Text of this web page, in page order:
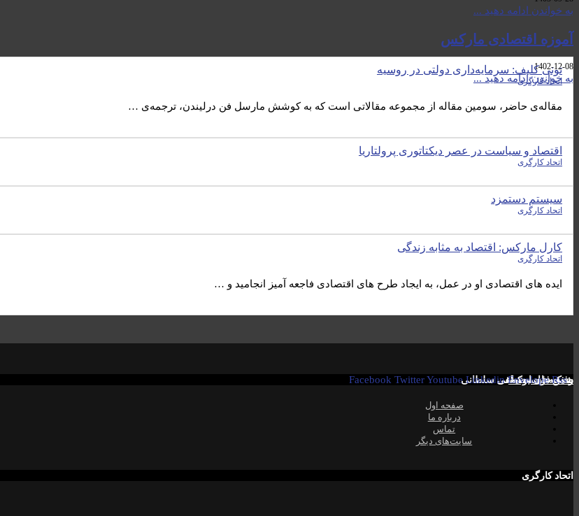
بە خواندن ادامە دهید ...
آموزه اقتصادی مارکس
1402-12-08
بە خواندن ادامە دهید ...
تونی کلیف: سرمایه‌داری دولتی در روسیه
اتحاد کارگری
مقاله‌ی حاضر، سومین مقاله از مجموعه مقالاتی است که به کوشش مارسل فن درلیندن، ترجمه‌ی …
اقتصاد و سیاست در عصر دیکتاتوری پرولتاریا
اتحاد کارگری
سیستم دستمزد
اتحاد کارگری
کارل مارکس: اقتصاد به مثابه زندگی
اتحاد کارگری
ایده های اقتصادی او در عمل، به ایجاد طرح های اقتصادی فاجعه آمیز انجامید و …
صفحە فیسبوک! ​
رفیق فواد مصطفی سلطانی
شبکە های اجتماعی Facebook Twitter Youtube Linkedin Envelope Rss
صفحە اول
دربارە ما
تماس
سایت‌های دیگر
اتحاد کارگری